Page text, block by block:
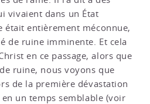
vivaient dans un État
était entièrement méconnue,
de ruine imminente. Et cela
en ce passage, alors que
ruine, nous voyons que
de la première dévastation
en un temps semblable (voir